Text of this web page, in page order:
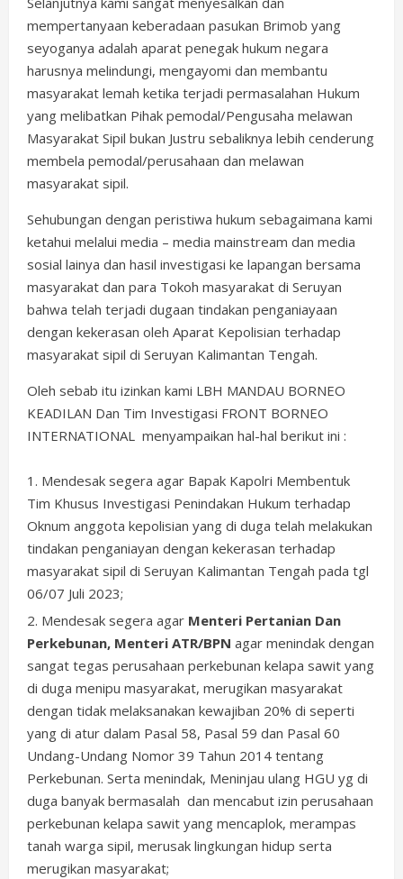
mempertanyaan keberadaan pasukan Brimob yang
seyoganya adalah aparat penegak hukum negara
harusnya melindungi, mengayomi dan membantu
masyarakat lemah ketika terjadi permasalahan Hukum
yang melibatkan Pihak pemodal/Pengusaha melawan
Masyarakat Sipil bukan Justru sebaliknya lebih cenderung
membela pemodal/perusahaan dan melawan
masyarakat sipil.
Sehubungan dengan peristiwa hukum sebagaimana kami
ketahui melalui media – media mainstream dan media
sosial lainya dan hasil investigasi ke lapangan bersama
masyarakat dan para Tokoh masyarakat di Seruyan
bahwa telah terjadi dugaan tindakan penganiayaan
dengan kekerasan oleh Aparat Kepolisian terhadap
masyarakat sipil di Seruyan Kalimantan Tengah.
Oleh sebab itu izinkan kami LBH MANDAU BORNEO
KEADILAN Dan Tim Investigasi FRONT BORNEO
INTERNATIONAL menyampaikan hal-hal berikut ini :
Mendesak segera agar Bapak Kapolri Membentuk
Tim Khusus Investigasi Penindakan Hukum terhadap
Oknum anggota kepolisian yang di duga telah melakukan
tindakan penganiayan dengan kekerasan terhadap
masyarakat sipil di Seruyan Kalimantan Tengah pada tgl
06/07 Juli 2023;
Mendesak segera agar Menteri Pertanian Dan
Perkebunan, Menteri ATR/BPN agar menindak dengan
sangat tegas perusahaan perkebunan kelapa sawit yang
di duga menipu masyarakat, merugikan masyarakat
dengan tidak melaksanakan kewajiban 20% di seperti
yang di atur dalam Pasal 58, Pasal 59 dan Pasal 60
Undang-Undang Nomor 39 Tahun 2014 tentang
Perkebunan. Serta menindak, Meninjau ulang HGU yg di
duga banyak bermasalah dan mencabut izin perusahaan
perkebunan kelapa sawit yang mencaplok, merampas
tanah warga sipil, merusak lingkungan hidup serta
merugikan masyarakat;